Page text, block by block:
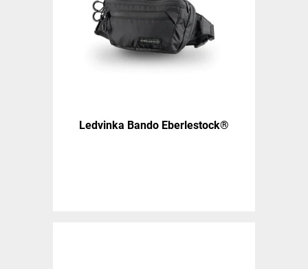
Ledvinka Bando Eberlestock®